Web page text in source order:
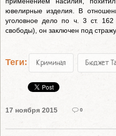
ювелирные изделия. В
уголовное дело по ч. 3 ст.
свободы), он заключен под стражу.
Теги: Криминал Бюджет
17 ноября 2015 0